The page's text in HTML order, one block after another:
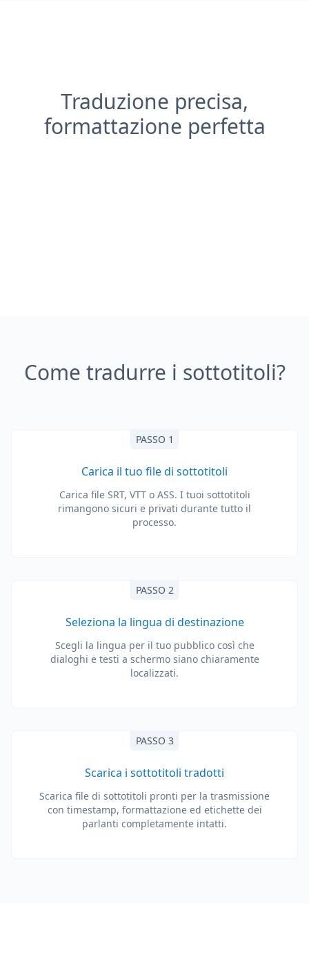
Traduzione precisa,
formattazione perfetta
Come tradurre i sottotitoli?
PASSO 1
Carica il tuo file di sottotitoli
Carica file SRT, VTT o ASS. I tuoi sottotitoli
rimangono sicuri e privati durante tutto il
processo.
PASSO 2
Seleziona la lingua di destinazione
Scegli la lingua per il tuo pubblico così che
dialoghi e testi a schermo siano chiaramente
localizzati.
PASSO 3
Scarica i sottotitoli tradotti
Scarica file di sottotitoli pronti per la trasmissione
con timestamp, formattazione ed etichette dei
parlanti completamente intatti.